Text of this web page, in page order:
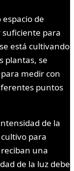
de
para
está cultivando
plantas, se
medir con
puntos
de la
para
una
de la luz debe